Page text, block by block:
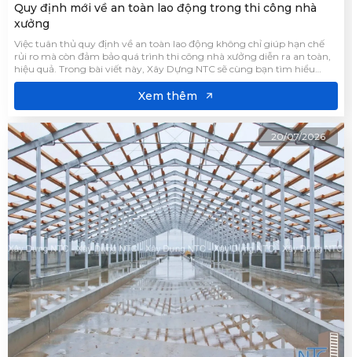
Quy định mới về an toàn lao động trong thi công nhà
xưởng
Việc tuân thủ quy định về an toàn lao động không chỉ giúp hạn chế
rủi ro mà còn đảm bảo quá trình thi công nhà xưởng diễn ra an toàn,
hiệu quả. Trong bài viết này, Xây Dựng NTC sẽ cùng bạn tìm hiểu
những quy định mới để doanh nghiệp chủ động áp dụng đúng trong
Xem thêm
20/07/2026